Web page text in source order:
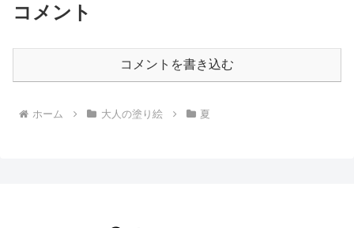
コメント
コメントを書き込む
ホーム 大人の塗り絵 夏